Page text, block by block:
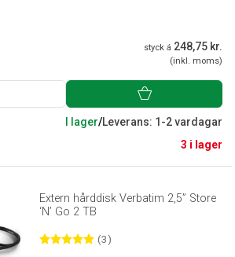
styck á 248,75 kr.
(inkl. moms)
I lager/Leverans: 1-2 vardagar
3 i lager
Extern hårddisk Verbatim 2,5” Store
‘N’ Go 2 TB
(3)